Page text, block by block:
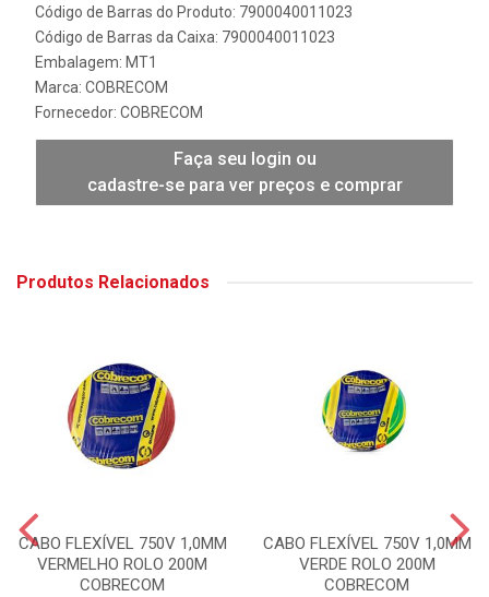
Código de Barras do Produto: 7900040011023
Código de Barras da Caixa: 7900040011023
Embalagem: MT1
Marca: COBRECOM
Fornecedor: COBRECOM
Faça seu login ou
cadastre-se para ver preços e comprar
Produtos Relacionados
CABO FLEXÍVEL 750V 1,0MM
VERMELHO ROLO 200M
COBRECOM
CABO FLEXÍVEL 750V 1,0MM
VERDE ROLO 200M
COBRECOM